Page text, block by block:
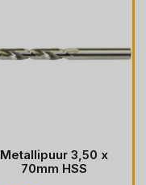
Metallipuur 3,50 x
70mm HSS